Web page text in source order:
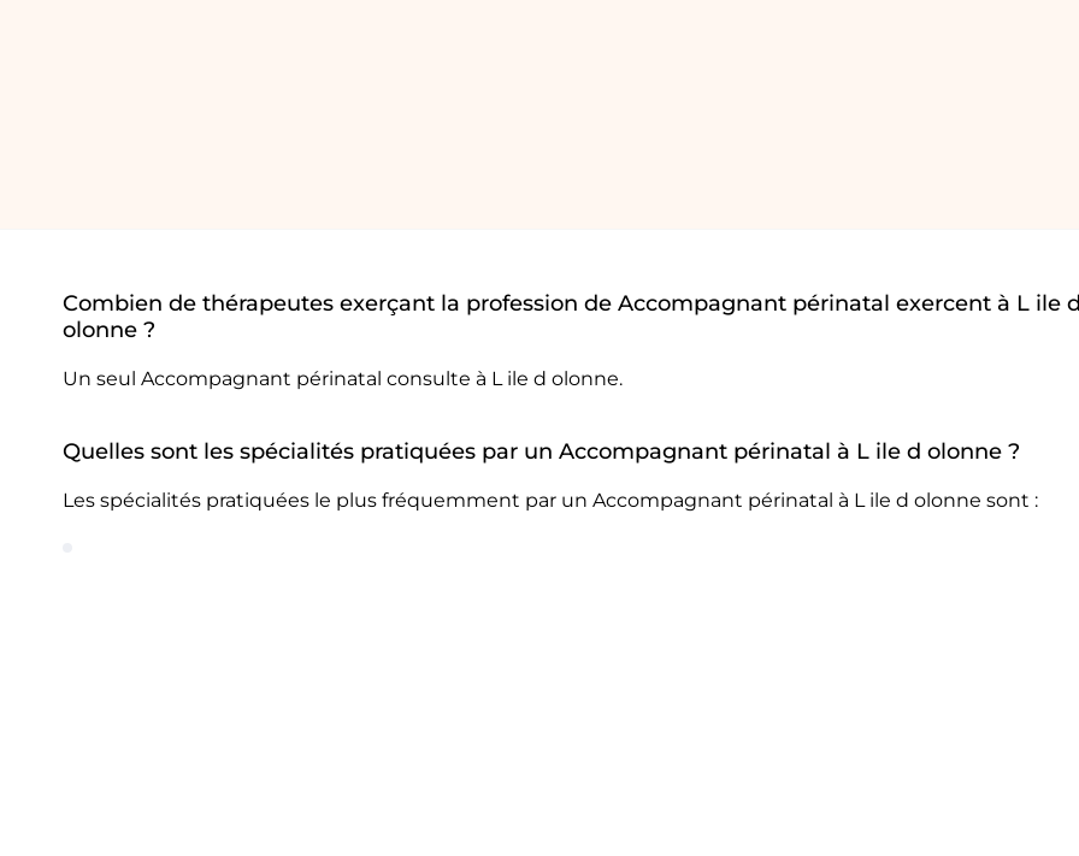
Combien de thérapeutes exerçant la profession de Accompagnant périnatal exercent à L ile
olonne ?
Un seul Accompagnant périnatal consulte à L ile d olonne.
Quelles sont les spécialités pratiquées par un Accompagnant périnatal à L ile d olonne ?
Les spécialités pratiquées le plus fréquemment par un Accompagnant périnatal à L ile d olonne sont :